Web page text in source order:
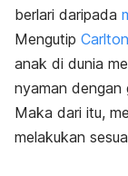
berlari daripada
Mengutip
anak di dunia
nyaman dengan
Maka dari itu,
melakukan